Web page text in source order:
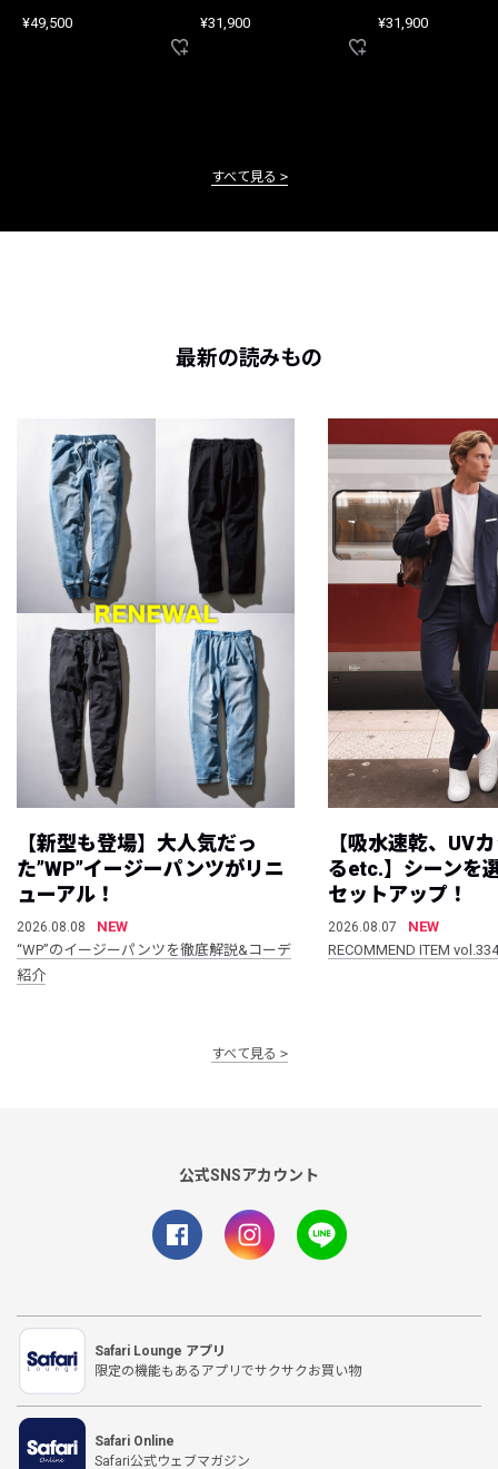
¥49,500 ¥31,900 ¥31,900
すべて見る
最新の読みもの
【新型も登場】大人気だっ
た”WP”イージーパンツがリニ
ューアル！
2026.08.08
NEW
“WP”のイージーパンツを徹底解説&コーデ
紹介
【吸水速乾、UV
るetc.】シーンを
セットアップ！
2026.08.07
NEW
RECOMMEND ITEM vol.334
すべて見る
公式SNSアカウント
Safari Lounge アプリ
限定の機能もあるアプリでサクサクお買い物
Safari Online
Safari公式ウェブマガジン